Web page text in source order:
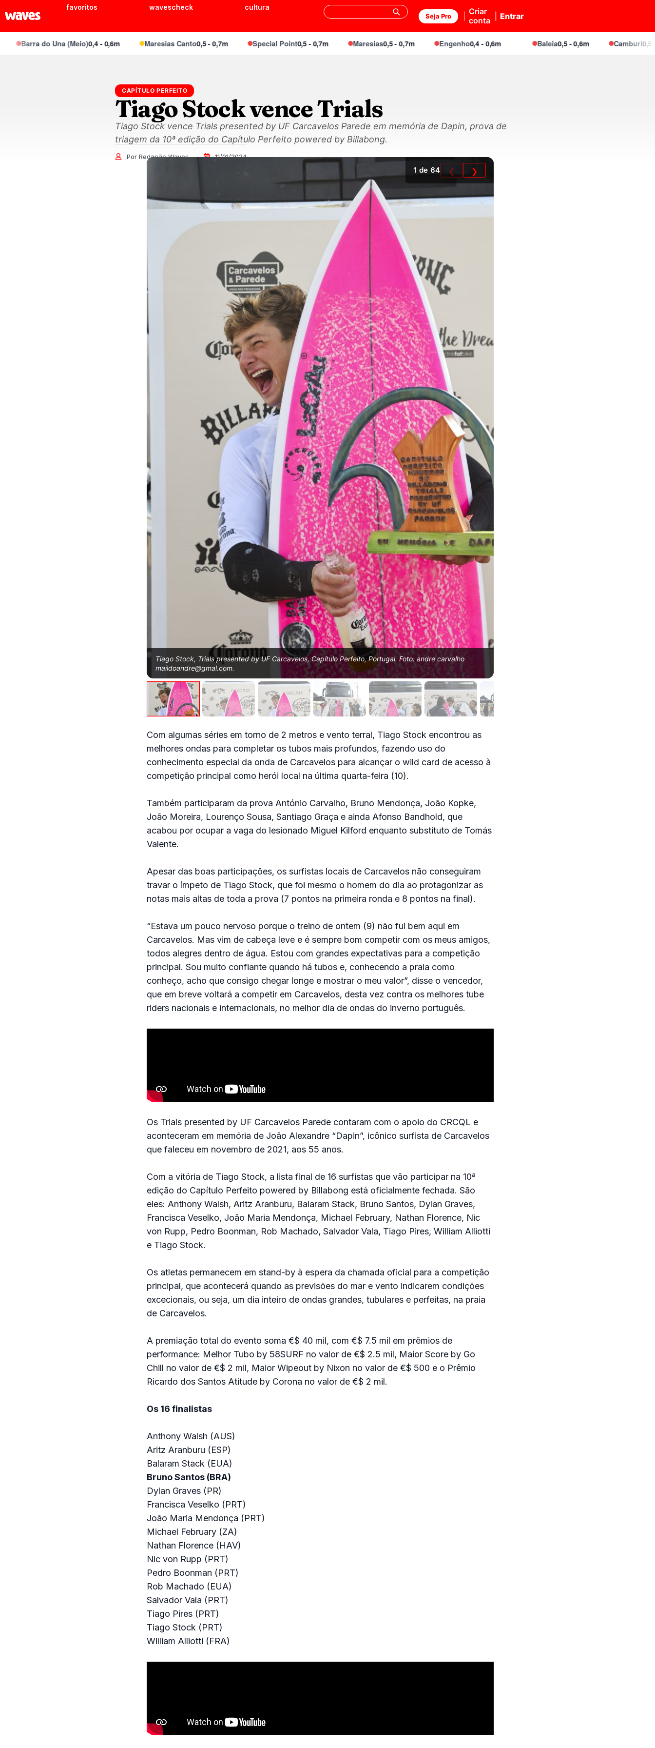
favoritos wavescheck cultura
Seja Pro
Criar
conta
Entrar
Barra do Una (Meio)0,4 - 0,6m Maresias Canto0,5 - 0,7m Special Point 0,5 - 0,7m Maresias0,5 - 0,7m Engenho0,4 - 0,6m Baleia0,5 - 0,6m Camburi0,5 - 0,7m
CAPÍTULO PERFEITO
Tiago Stock vence Trials
Tiago Stock vence Trials presented by UF Carcavelos Parede em memória de Dapin, prova de
triagem da 10ª edição do Capítulo Perfeito powered by Billabong.
Por Redação Waves 11/01/2024
Tiago Stock, Trials presented by UF Carcavelos, Capítulo Perfeito, Portugal. Foto: andre carvalho
maildoandre@gmal.com.
1 de 64 ❮ ❯
Com algumas séries em torno de 2 metros e vento terral, Tiago Stock encontrou as
melhores ondas para completar os tubos mais profundos, fazendo uso do
conhecimento especial da onda de Carcavelos para alcançar o wild card de acesso à
competição principal como herói local na última quarta-feira (10).
Também participaram da prova António Carvalho, Bruno Mendonça, João Kopke,
João Moreira, Lourenço Sousa, Santiago Graça e ainda Afonso Bandhold, que
acabou por ocupar a vaga do lesionado Miguel Kilford enquanto substituto de Tomás
Valente.
Apesar das boas participações, os surfistas locais de Carcavelos não conseguiram
travar o ímpeto de Tiago Stock, que foi mesmo o homem do dia ao protagonizar as
notas mais altas de toda a prova (7 pontos na primeira ronda e 8 pontos na final).
“Estava um pouco nervoso porque o treino de ontem (9) não fui bem aqui em
Carcavelos. Mas vim de cabeça leve e é sempre bom competir com os meus amigos,
todos alegres dentro de água. Estou com grandes expectativas para a competição
principal. Sou muito confiante quando há tubos e, conhecendo a praia como
conheço, acho que consigo chegar longe e mostrar o meu valor”, disse o vencedor,
que em breve voltará a competir em Carcavelos, desta vez contra os melhores tube
riders nacionais e internacionais, no melhor dia de ondas do inverno português.
Os Trials presented by UF Carcavelos Parede contaram com o apoio do CRCQL e
aconteceram em memória de João Alexandre “Dapin”, icônico surfista de Carcavelos
que faleceu em novembro de 2021, aos 55 anos.
Com a vitória de Tiago Stock, a lista final de 16 surfistas que vão participar na 10ª
edição do Capítulo Perfeito powered by Billabong está oficialmente fechada. São
eles: Anthony Walsh, Aritz Aranburu, Balaram Stack, Bruno Santos, Dylan Graves,
Francisca Veselko, João Maria Mendonça, Michael February, Nathan Florence, Nic
von Rupp, Pedro Boonman, Rob Machado, Salvador Vala, Tiago Pires, William Alliotti
e Tiago Stock.
Os atletas permanecem em stand-by à espera da chamada oficial para a competição
principal, que acontecerá quando as previsões do mar e vento indicarem condições
excecionais, ou seja, um dia inteiro de ondas grandes, tubulares e perfeitas, na praia
de Carcavelos.
A premiação total do evento soma €$ 40 mil, com €$ 7.5 mil em prêmios de
performance: Melhor Tubo by 58SURF no valor de €$ 2.5 mil, Maior Score by Go
Chill no valor de €$ 2 mil, Maior Wipeout by Nixon no valor de €$ 500 e o Prêmio
Ricardo dos Santos Atitude by Corona no valor de €$ 2 mil.
Os 16 finalistas
Anthony Walsh (AUS)
Aritz Aranburu (ESP)
Balaram Stack (EUA)
Bruno Santos (BRA)
Dylan Graves (PR)
Francisca Veselko (PRT)
João Maria Mendonça (PRT)
Michael February (ZA)
Nathan Florence (HAV)
Nic von Rupp (PRT)
Pedro Boonman (PRT)
Rob Machado (EUA)
Salvador Vala (PRT)
Tiago Pires (PRT)
Tiago Stock (PRT)
William Alliotti (FRA)